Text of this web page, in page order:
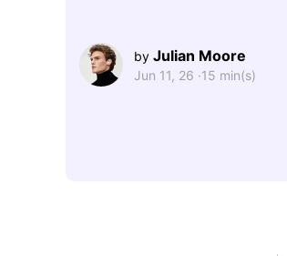
by Julian Moore
Jun 11, 26 ·15 min(s)